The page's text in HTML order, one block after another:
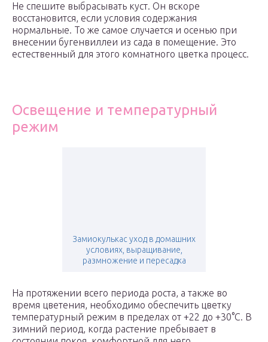
Не спешите выбрасывать куст. Он вскоре
восстановится, если условия содержания
нормальные. То же самое случается и осенью при
внесении бугенвиллеи из сада в помещение. Это
естественный для этого комнатного цветка процесс.
Освещение и температурный
режим
Замиокулькас уход в домашних
условиях, выращивание,
размножение и пересадка
На протяжении всего периода роста, а также во
время цветения, необходимо обеспечить цветку
температурный режим в пределах от +22 до +30°С. В
зимний период, когда растение пребывает в